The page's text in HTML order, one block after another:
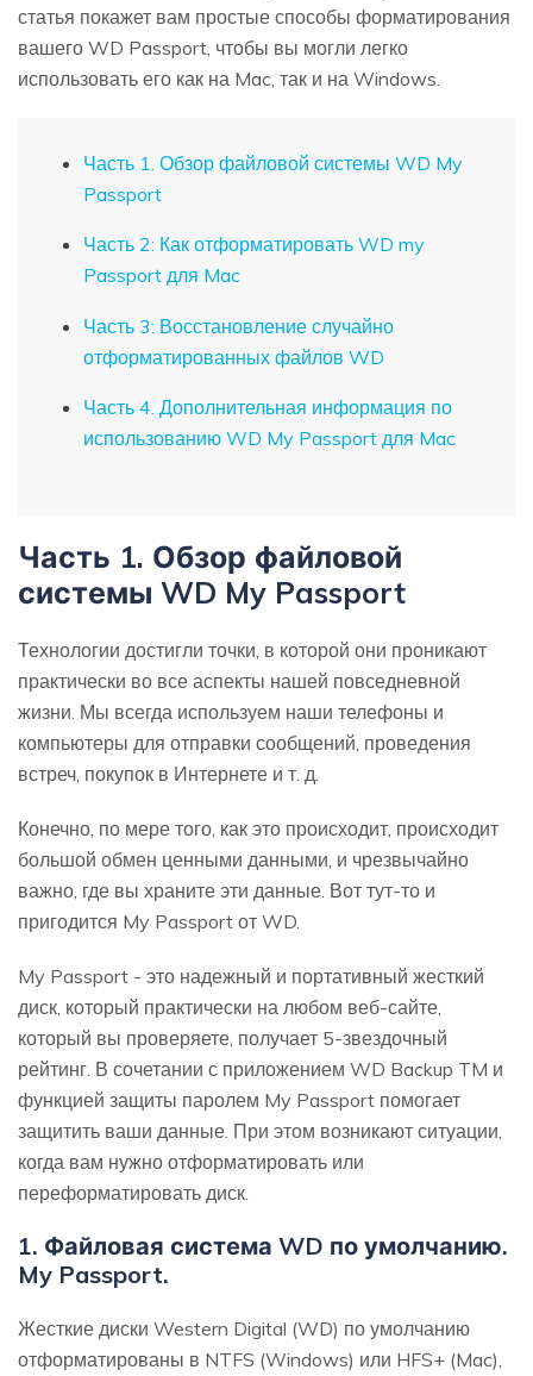
статья покажет вам простые способы форматирования
вашего WD Passport, чтобы вы могли легко
использовать его как на Mac, так и на Windows.
Часть 1. Обзор файловой системы WD My
Passport
Часть 2: Как отформатировать WD my
Passport для Mac
Часть 3: Восстановление случайно
отформатированных файлов WD
Часть 4. Дополнительная информация по
использованию WD My Passport для Mac
Часть 1. Обзор файловой
системы WD My Passport
Технологии достигли точки, в которой они проникают
практически во все аспекты нашей повседневной
жизни. Мы всегда используем наши телефоны и
компьютеры для отправки сообщений, проведения
встреч, покупок в Интернете и т. д.
Конечно, по мере того, как это происходит, происходит
большой обмен ценными данными, и чрезвычайно
важно, где вы храните эти данные. Вот тут-то и
пригодится My Passport от WD.
My Passport - это надежный и портативный жесткий
диск, который практически на любом веб-сайте,
который вы проверяете, получает 5-звездочный
рейтинг. В сочетании с приложением WD Backup TM и
функцией защиты паролем My Passport помогает
защитить ваши данные. При этом возникают ситуации,
когда вам нужно отформатировать или
переформатировать диск.
1. Файловая система WD по умолчанию.
My Passport.
Жесткие диски Western Digital (WD) по умолчанию
отформатированы в NTFS (Windows) или HFS+ (Mac),